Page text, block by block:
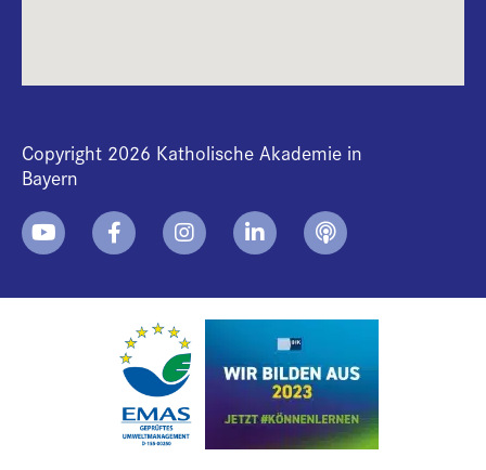
Copyright 2026 Katholische Akademie in
Bayern